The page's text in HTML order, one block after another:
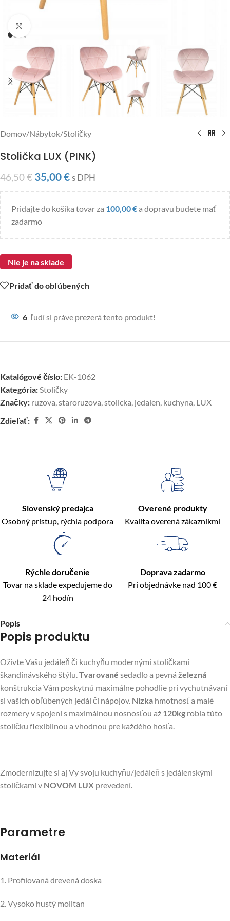
Domov/Nábytok/Stoličky
Stolička LUX (PINK)
46,50€ 35,00€ s DPH
Pridajte do košíka tovar za 100,00€a dopravu budete mať
zadarmo
Nie je na sklade
Pridať do obľúbených
6 ľudí si práve prezerá tento produkt!
Katalógové číslo: EK-1062
Kategória:Stoličky
Značky: ruzova,staroruzova,stolicka, jedalen, kuchyna, LUX
Zdieľať:
Slovenský predajca
Osobný prístup, rýchla podpora
Overené produkty
Kvalita overená zákazníkmi
Rýchle doručenie
Tovar na sklade expedujeme do
24 hodín
Doprava zadarmo
Pri objednávke nad 100 €
Popis
Popis produktu
Oživte Vašu jedáleň či kuchyňu modernými stoličkami
škandinávského štýlu.Tvarované sedadlo a pevná železná
konštrukcia Vám poskytnú maximálne pohodlie pri vychutnávaní
si vašich obľúbených jedál či nápojov. Nízka hmotnosť a malé
rozmery v spojení s maximálnou nosnosťou až 120kg robia túto
stoličku flexibilnou a vhodnou pre každého hosťa.
Zmodernizujte si aj Vy svoju kuchyňu/jedáleň s jedálenskými
stoličkami v NOVOM LUX prevedení.
Parametre
Materiál
1. Profilovaná drevená doska
2. Vysoko hustý molitan